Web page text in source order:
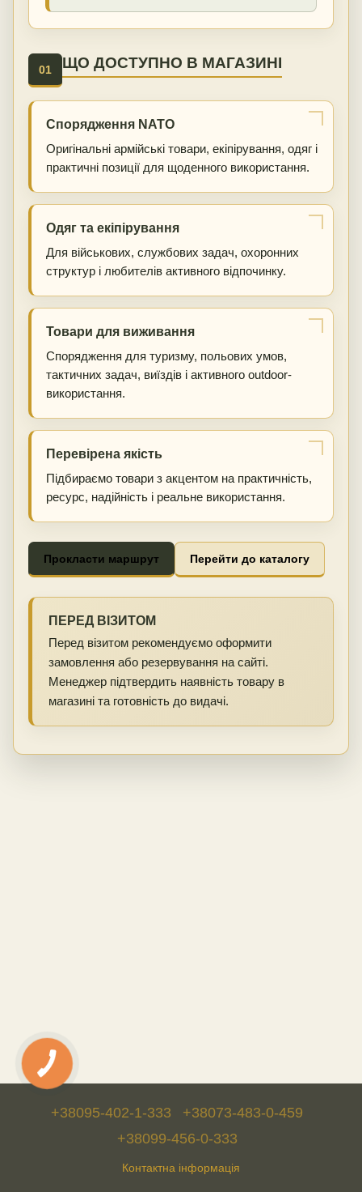
01 ЩО ДОСТУПНО В МАГАЗИНІ
Спорядження NATO
Оригінальні армійські товари, екіпірування, одяг і
практичні позиції для щоденного використання.
Одяг та екіпірування
Для військових, службових задач, охоронних
структур і любителів активного відпочинку.
Товари для виживання
Спорядження для туризму, польових умов,
тактичних задач, виїздів і активного outdoor-
використання.
Перевірена якість
Підбираємо товари з акцентом на практичність,
ресурс, надійність і реальне використання.
Прокласти маршрут Перейти до каталогу
ПЕРЕД ВІЗИТОМ
Перед візитом рекомендуємо оформити
замовлення або резервування на сайті.
Менеджер підтвердить наявність товару в
магазині та готовність до видачі.
+38095-402-1-333
+38073-483-0-459
+38099-456-0-333
Контактна інформація